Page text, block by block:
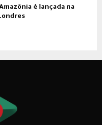
é lançada na